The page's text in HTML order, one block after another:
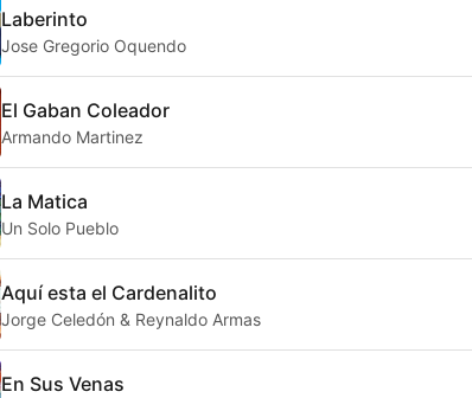
Laberinto
Jose Gregorio Oquendo
El Gaban Coleador
Armando Martinez
La Matica
Un Solo Pueblo
Aquí esta el Cardenalito
Jorge Celedón & Reynaldo Armas
En Sus Venas